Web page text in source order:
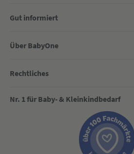
Gut informiert
Über BabyOne
Rechtliches
Nr. 1 für Baby- & Kleinkindbedarf